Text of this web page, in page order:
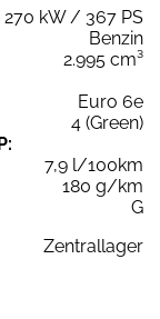
270 kW / 367 PS
Benzin
2.995 cm³
Euro 6e
4 (Green)
7,9 l/100km
180 g/km
G
Zentrallager